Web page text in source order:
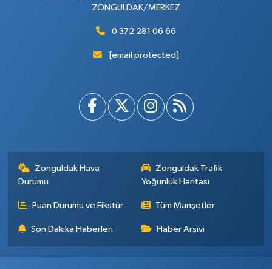
ZONGULDAK/MERKEZ
0 372 281 06 66
[email protected]
Zonguldak Hava
Durumu
Zonguldak Trafik
Yoğunluk Haritası
Puan Durumu ve Fikstür Tüm Manşetler
Son Dakika Haberleri Haber Arşivi